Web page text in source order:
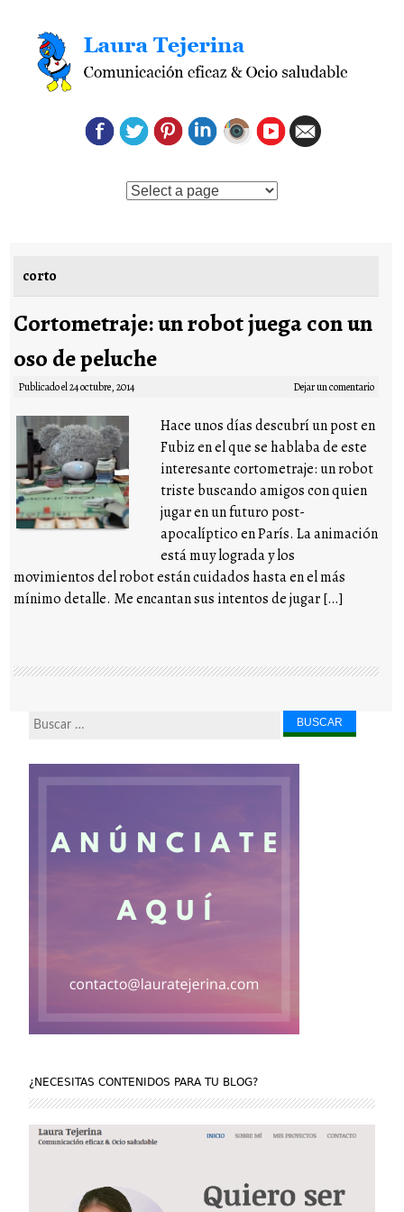
Saltar al contenido
corto
Cortometraje: un robot juega con un
oso de peluche
Publicado el24 octubre, 2014 Dejar un comentario
Hace unos días descubrí un post en
Fubiz en el que se hablaba de este
interesante cortometraje: un robot
triste buscando amigos con quien
jugar en un futuro post-
apocalíptico en París. La animación
está muy lograda y los
movimientos del robot están cuidados hasta en el más
mínimo detalle. Me encantan sus intentos de jugar […]
Buscar...
¿NECESITAS CONTENIDOS PARA TU BLOG?